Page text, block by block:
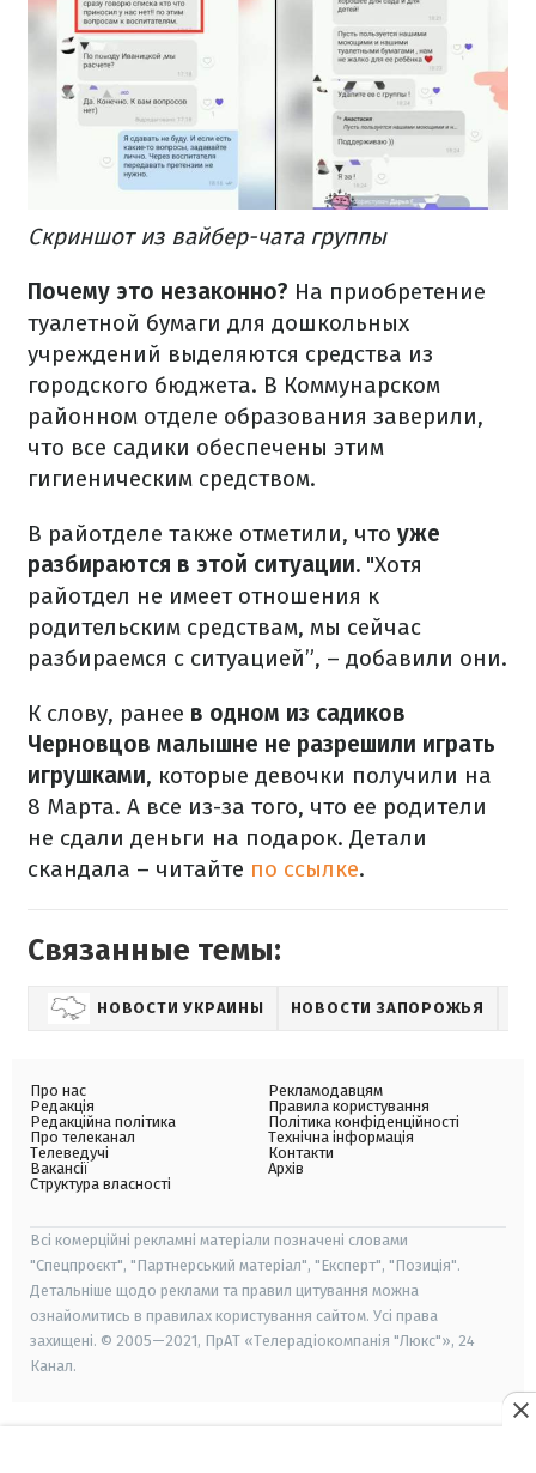
Скриншот из вайбер-чата группы
Почему это незаконно? На приобретение
туалетной бумаги для дошкольных
учреждений выделяются средства из
городского бюджета. В Коммунарском
районном отделе образования заверили,
что все садики обеспечены этим
гигиеническим средством.
В райотделе также отметили, что уже
разбираются в этой ситуации. "Хотя
райотдел не имеет отношения к
родительским средствам, мы сейчас
разбираемся с ситуацией”, – добавили они.
К слову, ранее в одном из садиков
Черновцов малышне не разрешили играть
игрушками, которые девочки получили на
8 Марта. А все из-за того, что ее родители
не сдали деньги на подарок. Детали
скандала – читайте по ссылке.
Связанные темы:
НОВОСТИ УКРАИНЫ НОВОСТИ ЗАПОРОЖЬЯ
Про нас
Редакція
Редакційна політика
Про телеканал
Телеведучі
Вакансії
Структура власності
Рекламодавцям
Правила користування
Політика конфіденційності
Технічна інформація
Контакти
Архів
Всі комерційні рекламні матеріали позначені словами
"Спецпроєкт", "Партнерський матеріал", "Експерт", "Позиція".
Детальніше щодо реклами та правил цитування можна
ознайомитись в правилах користування сайтом. Усі права
захищені. © 2005—2021, ПрАТ «Телерадіокомпанія "Люкс"», 24
Канал.